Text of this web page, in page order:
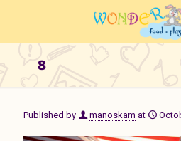
8
Published by manoskam at